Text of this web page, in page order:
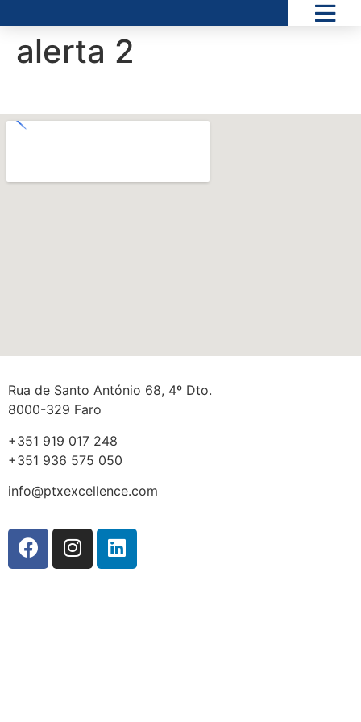
alerta 2
Rua de Santo António 68, 4º Dto.
8000-329 Faro
+351 919 017 248
+351 936 575 050
info@ptxexcellence.com